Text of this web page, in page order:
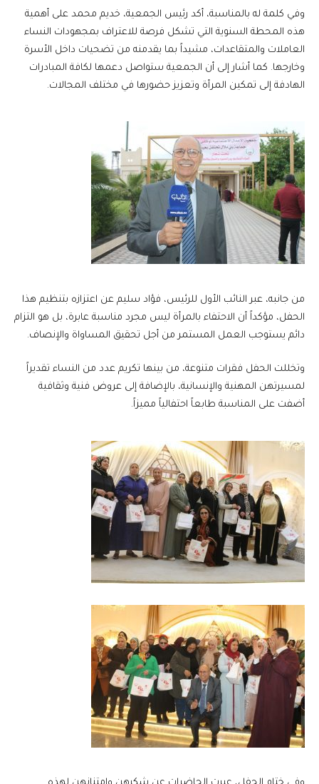
وفي كلمة له بالمناسبة، أكد رئيس الجمعية، خديم محمد على أهمية
هذه المحطة السنوية التي تشكل فرصة للاعتراف بمجهودات النساء
العاملات والمتقاعدات، مشيداً بما يقدمنه من تضحيات داخل الأسرة
وخارجها. كما أشار إلى أن الجمعية ستواصل دعمها لكافة المبادرات
الهادفة إلى تمكين المرأة وتعزيز حضورها في مختلف المجالات.
من جانبه، عبر النائب الأول للرئيس، فؤاد سليم عن اعتزازه بتنظيم هذا
الحفل، مؤكداً أن الاحتفاء بالمرأة ليس مجرد مناسبة عابرة، بل هو التزام
دائم يستوجب العمل المستمر من أجل تحقيق المساواة والإنصاف.
وتخللت الحفل فقرات متنوعة، من بينها تكريم عدد من النساء تقديراً
لمسيرتهن المهنية والإنسانية، بالإضافة إلى عروض فنية وثقافية
أضفت على المناسبة طابعاً احتفالياً مميزاً.